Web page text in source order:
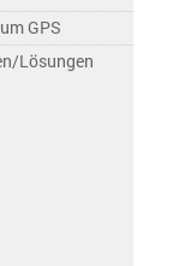
GPS
Lösungen